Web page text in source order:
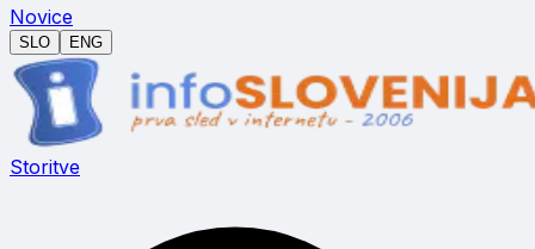
Novice
SLO ENG
Storitve